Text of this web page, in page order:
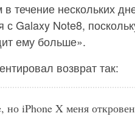
течение нескольких
с Galaxy Note8,
ему больше».
возврат так:
iPhone X меня